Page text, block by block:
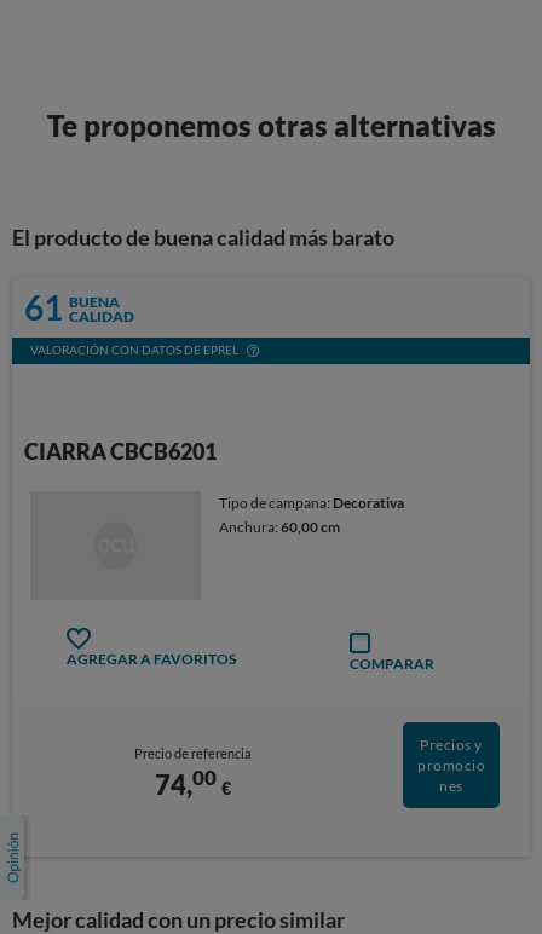
Te proponemos otras alternativas
El producto de buena calidad más barato
61 BUENA
CALIDAD
VALORACIÓN CON DATOS DE EPREL
CIARRA CBCB6201
Tipo de campana: Decorativa
Anchura:60,00 cm
AGREGAR A FAVORITOS COMPARAR
Precio de referencia
74,00 €
Precios y
promocio
nes
Mejor calidad con un precio similar